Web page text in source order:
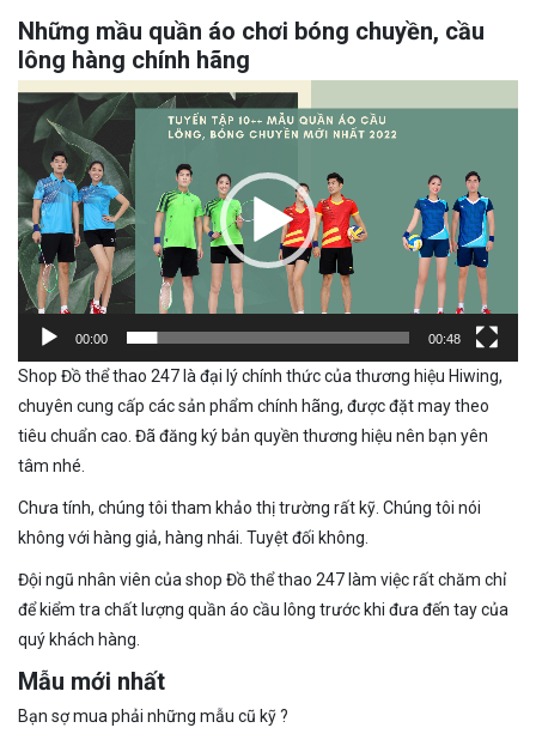
Những mầu quần áo chơi bóng chuyền, cầu
lông hàng chính hãng
Trình
chơi
Video
00:00 00:48
Shop Đồ thể thao 247 là đại lý chính thức của thương hiệu Hiwing,
chuyên cung cấp các sản phẩm chính hãng, được đặt may theo
tiêu chuẩn cao. Đã đăng ký bản quyền thương hiệu nên bạn yên
tâm nhé.
Chưa tính, chúng tôi tham khảo thị trường rất kỹ. Chúng tôi nói
không với hàng giả, hàng nhái. Tuyệt đối không.
Đội ngũ nhân viên của shop Đồ thể thao 247 làm việc rất chăm chỉ
để kiểm tra chất lượng quần áo cầu lông trước khi đưa đến tay của
quý khách hàng.
Mẫu mới nhất
Bạn sợ mua phải những mẫu cũ kỹ ?